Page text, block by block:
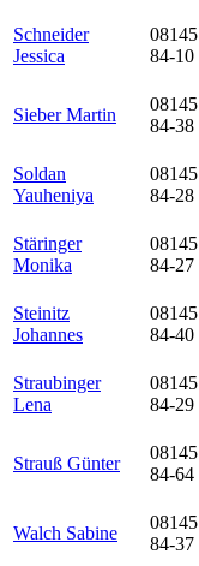
Schneider
Jessica
08145
84-10
Sieber Martin
08145
84-38
Soldan
Yauheniya
08145
84-28
Stäringer
Monika
08145
84-27
Steinitz
Johannes
08145
84-40
Straubinger
Lena
08145
84-29
Strauß Günter
08145
84-64
Walch Sabine
08145
84-37